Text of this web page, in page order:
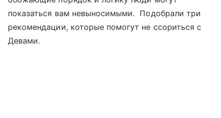
показаться вам невыносимыми. Подобрали три
рекомендации, которые помогут не ссориться с
Девами.